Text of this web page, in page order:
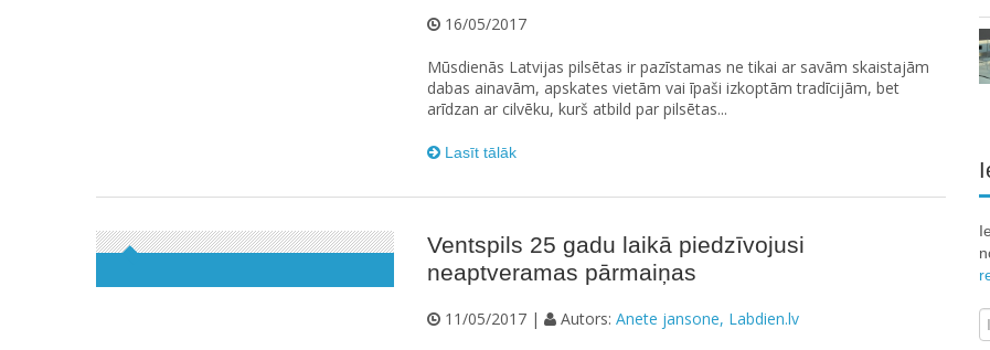
16/05/2017
Mūsdienās Latvijas pilsētas ir pazīstamas ne tikai ar savām skaistajām
dabas ainavām, apskates vietām vai īpaši izkoptām tradīcijām, bet
arīdzan ar cilvēku, kurš atbild par pilsētas...
Lasīt tālāk
Ventspils 25 gadu laikā piedzīvojusi
neaptveramas pārmaiņas
11/05/2017 | Autors: Anete jansone, Labdien.lv